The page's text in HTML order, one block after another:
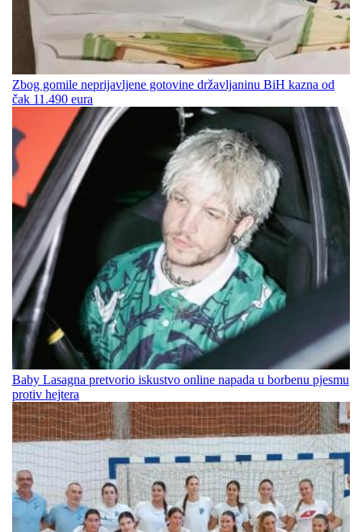
Zbog gomile neprijavljene gotovine državljaninu BiH kazna od
čak 11.490 eura
Baby Lasagna pretvorio iskustvo online napada u borbenu pjesmu
protiv hejtera